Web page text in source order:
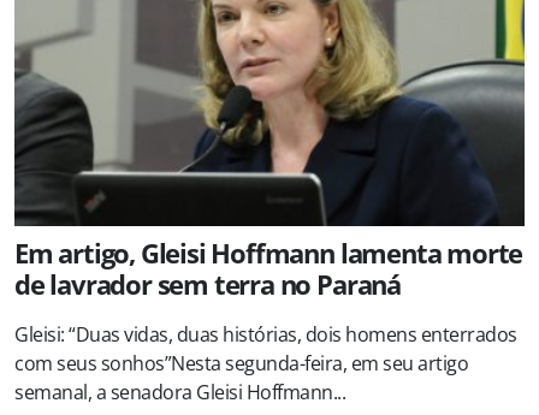
Em artigo, Gleisi Hoffmann lamenta morte
de lavrador sem terra no Paraná
Gleisi: “Duas vidas, duas histórias, dois homens enterrados
com seus sonhos”Nesta segunda-feira, em seu artigo
semanal, a senadora Gleisi Hoffmann...